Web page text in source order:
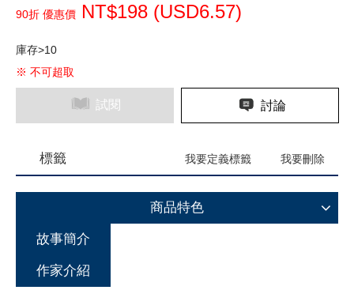
90折 優惠價 NT$198 (USD6.57)
庫存>10
※ 不可超取
試閱 討論
標籤 我要定義標籤 我要刪除
商品特色
故事簡介
作家介紹